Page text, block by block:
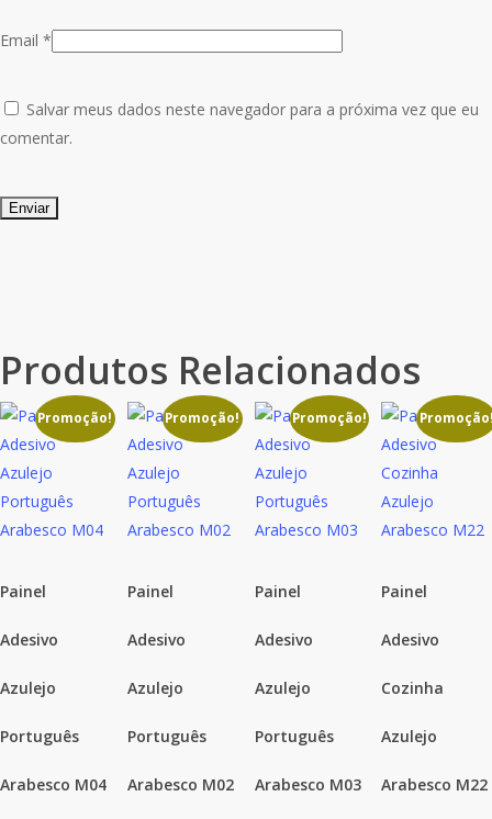
Email *
Salvar meus dados neste navegador para a próxima vez que eu
comentar.
Produtos Relacionados
Promoção!
Painel
Adesivo
Azulejo
Português
Arabesco M04
Promoção!
Painel
Adesivo
Azulejo
Português
Arabesco M02
Promoção!
Painel
Adesivo
Azulejo
Português
Arabesco M03
Painel
Adesivo
Cozinha
Azulejo
Arabesco M22